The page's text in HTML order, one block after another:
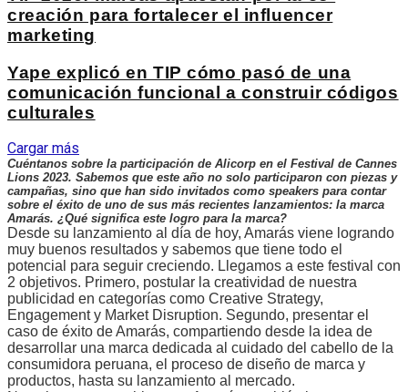
creación para fortalecer el influencer
marketing
Yape explicó en TIP cómo pasó de una
comunicación funcional a construir códigos
culturales
Cargar más
Cuéntanos sobre la participación de Alicorp en el Festival de Cannes
Lions 2023. Sabemos que este año no solo participaron con piezas y
campañas, sino que han sido invitados como speakers para contar
sobre el éxito de uno de sus más recientes lanzamientos: la marca
Amarás. ¿Qué significa este logro para la marca?
Desde su lanzamiento al día de hoy, Amarás viene logrando
muy buenos resultados y sabemos que tiene todo el
potencial para seguir creciendo. Llegamos a este festival con
2 objetivos. Primero, postular la creatividad de nuestra
publicidad en categorías como Creative Strategy,
Engagement y Market Disruption. Segundo, presentar el
caso de éxito de Amarás, compartiendo desde la idea de
desarrollar una marca dedicada al cuidado del cabello de la
consumidora peruana, el proceso de diseño de marca y
productos, hasta su lanzamiento al mercado.